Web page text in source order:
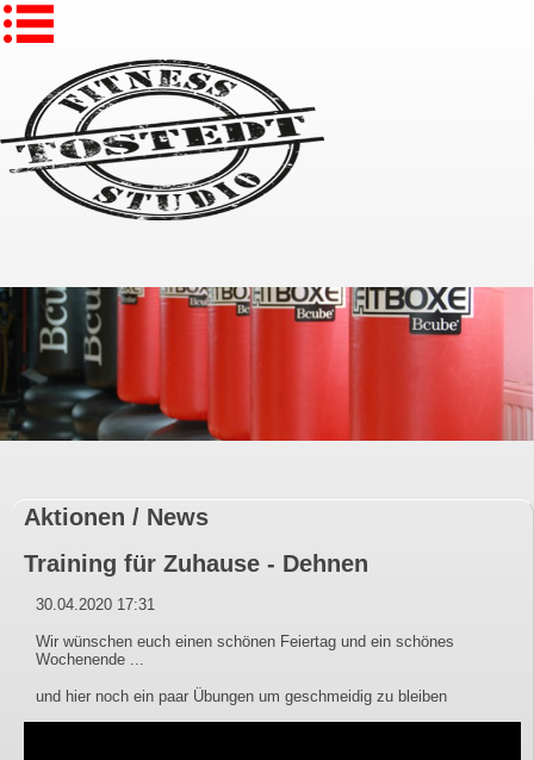
Aktionen / News
Training für Zuhause - Dehnen
30.04.2020 17:31
Wir wünschen euch einen schönen Feiertag und ein schönes
Wochenende ...
und hier noch ein paar Übungen um geschmeidig zu bleiben